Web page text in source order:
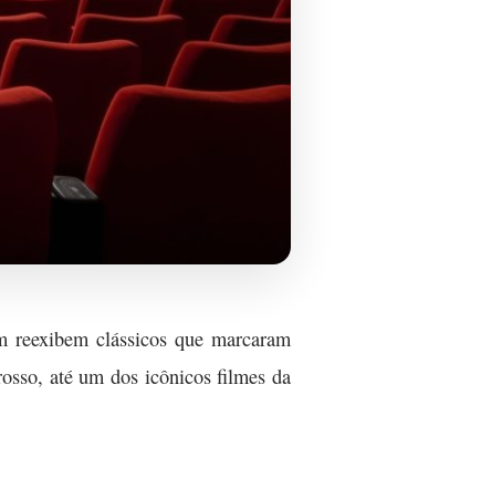
reexibem clássicos que marcaram
até um dos icônicos filmes da